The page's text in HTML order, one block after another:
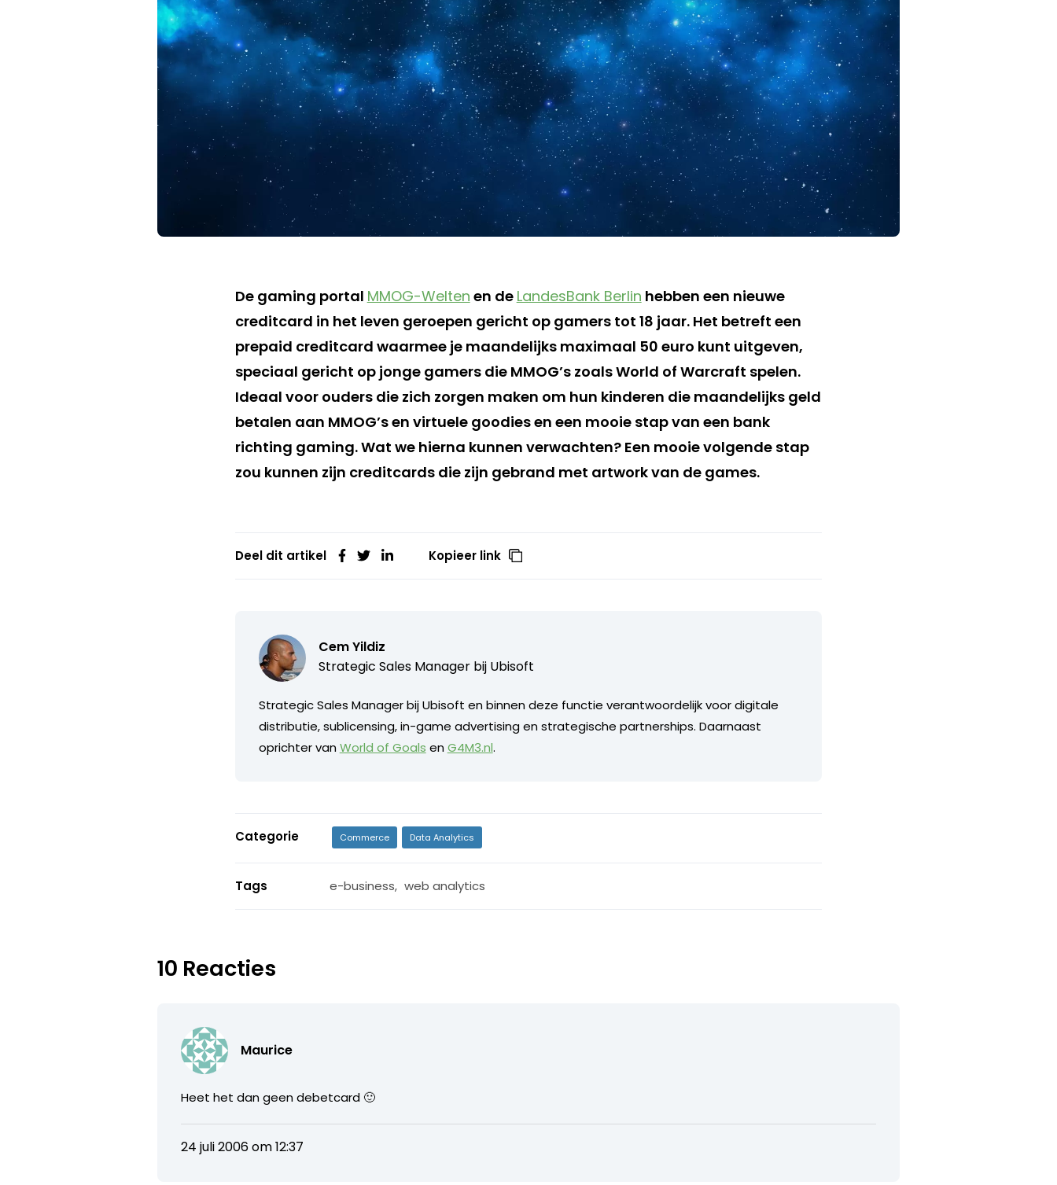
De gaming portal MMOG-Welten en de LandesBank Berlin hebben een nieuwe
creditcard in het leven geroepen gericht op gamers tot 18 jaar. Het betreft een
prepaid creditcard waarmee je maandelijks maximaal 50 euro kunt uitgeven,
speciaal gericht op jonge gamers die MMOG’s zoals World of Warcraft spelen.
Ideaal voor ouders die zich zorgen maken om hun kinderen die maandelijks geld
betalen aan MMOG’s en virtuele goodies en een mooie stap van een bank
richting gaming. Wat we hierna kunnen verwachten? Een mooie volgende stap
zou kunnen zijn creditcards die zijn gebrand met artwork van de games.
Deel dit artikel Kopieer link
Cem Yildiz
Strategic Sales Manager bij Ubisoft
Strategic Sales Manager bij Ubisoft en binnen deze functie verantwoordelijk voor digitale
distributie, sublicensing, in-game advertising en strategische partnerships. Daarnaast
oprichter vanWorld of Goals enG4M3.nl.
Categorie Commerce Data Analytics
Tags e-business, web analytics
10 Reacties
Maurice
Heet het dan geen debetcard 🙂
24 juli 2006 om 12:37